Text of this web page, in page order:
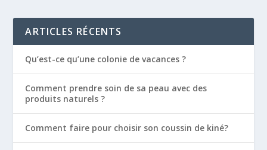
ARTICLES RÉCENTS
Qu’est-ce qu’une colonie de vacances ?
Comment prendre soin de sa peau avec des
produits naturels ?
Comment faire pour choisir son coussin de kiné?